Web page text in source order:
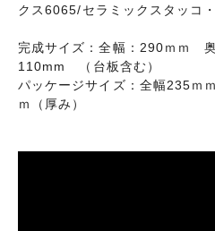
クス6065/セラミックスタッコ
完成サイズ：全幅：290ｍｍ
110mm （台板含む）
パッケージサイズ：全幅235
ｍ（厚み）